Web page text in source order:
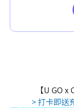
【U GO x
> 打卡即送